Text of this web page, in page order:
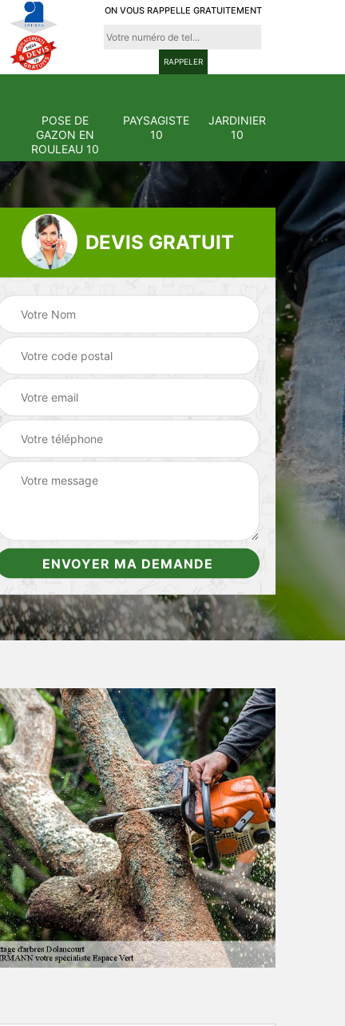
ON VOUS RAPPELLE GRATUITEMENT
POSE DE
GAZON EN
ROULEAU 10
PAYSAGISTE
10
JARDINIER
10
changement
grillage et clôture
10
Pose de gazon en
rouleau 10
DEVIS GRATUIT